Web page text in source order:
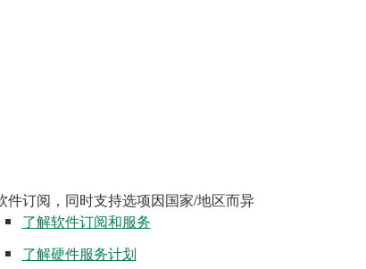
订阅，同时支持选项因国家/地区而异
了解软件订阅和服务
了解硬件服务计划